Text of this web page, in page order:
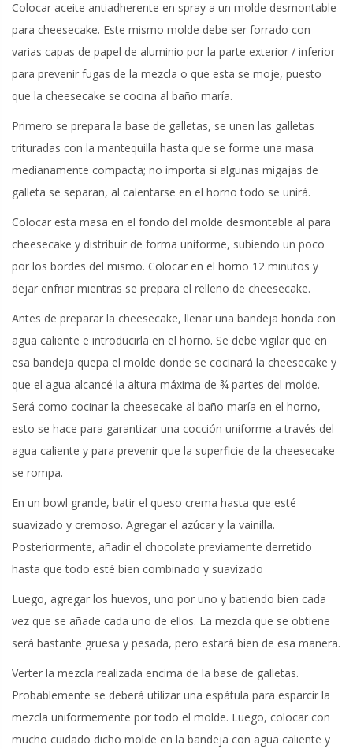
Colocar aceite antiadherente en spray a un molde desmontable
para cheesecake. Este mismo molde debe ser forrado con
varias capas de papel de aluminio por la parte exterior / inferior
para prevenir fugas de la mezcla o que esta se moje, puesto
que la cheesecake se cocina al baño maría.
Primero se prepara la base de galletas, se unen las galletas
trituradas con la mantequilla hasta que se forme una masa
medianamente compacta; no importa si algunas migajas de
galleta se separan, al calentarse en el horno todo se unirá.
Colocar esta masa en el fondo del molde desmontable al para
cheesecake y distribuir de forma uniforme, subiendo un poco
por los bordes del mismo. Colocar en el horno 12 minutos y
dejar enfriar mientras se prepara el relleno de cheesecake.
Antes de preparar la cheesecake, llenar una bandeja honda con
agua caliente e introducirla en el horno. Se debe vigilar que en
esa bandeja quepa el molde donde se cocinará la cheesecake y
que el agua alcancé la altura máxima de ¾ partes del molde.
Será como cocinar la cheesecake al baño maría en el horno,
esto se hace para garantizar una cocción uniforme a través del
agua caliente y para prevenir que la superficie de la cheesecake
se rompa.
En un bowl grande, batir el queso crema hasta que esté
suavizado y cremoso. Agregar el azúcar y la vainilla.
Posteriormente, añadir el chocolate previamente derretido
hasta que todo esté bien combinado y suavizado
Luego, agregar los huevos, uno por uno y batiendo bien cada
vez que se añade cada uno de ellos. La mezcla que se obtiene
será bastante gruesa y pesada, pero estará bien de esa manera.
Verter la mezcla realizada encima de la base de galletas.
Probablemente se deberá utilizar una espátula para esparcir la
mezcla uniformemente por todo el molde. Luego, colocar con
mucho cuidado dicho molde en la bandeja con agua caliente y